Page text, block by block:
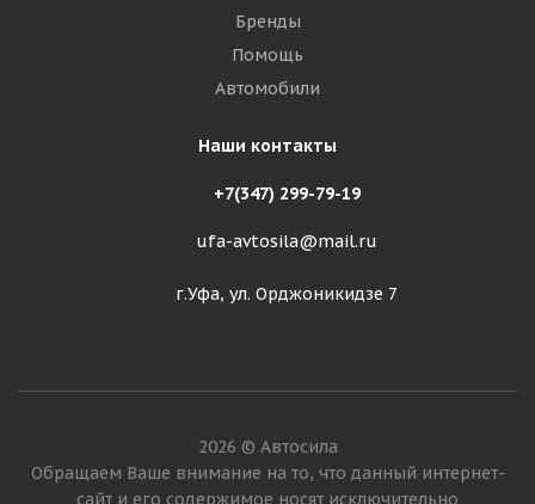
Бренды
Помощь
Автомобили
Наши контакты
+7(347) 299-79-19
ufa-avtosila@mail.ru
г.Уфа, ул. Орджоникидзе 7
2026 © Автосила
Обращаем Ваше внимание на то, что данный интернет-
сайт и его содержимое носят исключительно